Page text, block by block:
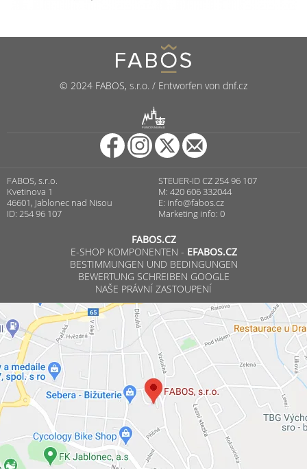
© 2024 FABOS, s.r.o. / Entworfen von dnf.cz
PUNCOVNÍ ÚŘAD
FABOS, s.r.o.
Kvetinova 1
46601, Jablonec nad Nisou
ID: 254 96 107
STEUER-ID CZ 254 96 107
M: 420 606 332044
E: info@fabos.cz
Marketing info: 0
FABOS.CZ
E-SHOP KOMPONENTEN - EFABOS.CZ
BESTIMMUNGEN UND BEDINGUNGEN
BEWERTUNG SCHREIBEN GOOGLE
NAŠE PRÁVNÍ ZASTOUPENÍ